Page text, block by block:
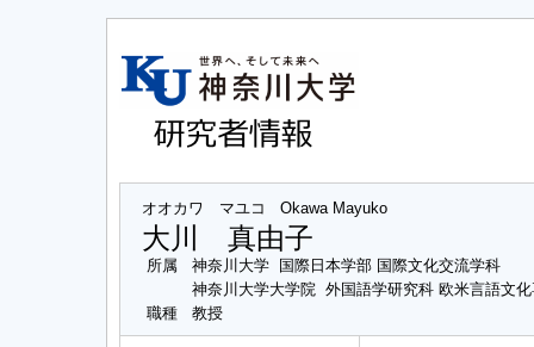
オオカワ マユコ Okawa Mayuko
大川 真由子
所属
神奈川大学 国際日本学部 国際文化交流学科
神奈川大学大学院 外国語学研究科 欧米言語文
職種
教授